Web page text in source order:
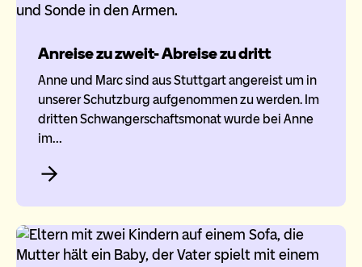
Anreise zu zweit- Abreise zu dritt
Anne und Marc sind aus Stuttgart angereist um in
unserer Schutzburg aufgenommen zu werden. Im
dritten Schwangerschaftsmonat wurde bei Anne
im…